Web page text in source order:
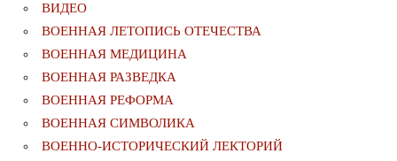
ВИДЕО
ВОЕННАЯ ЛЕТОПИСЬ ОТЕЧЕСТВА
ВОЕННАЯ МЕДИЦИНА
ВОЕННАЯ РАЗВЕДКА
ВОЕННАЯ РЕФОРМА
ВОЕННАЯ СИМВОЛИКА
ВОЕННО-ИСТОРИЧЕСКИЙ ЛЕКТОРИЙ